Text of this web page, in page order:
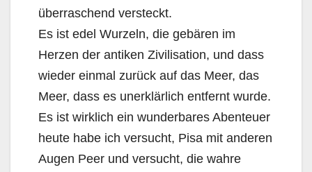
überraschend versteckt.
Es ist edel Wurzeln, die gebären im
Herzen der antiken Zivilisation, und dass
wieder einmal zurück auf das Meer, das
Meer, dass es unerklärlich entfernt wurde.
Es ist wirklich ein wunderbares Abenteuer
heute habe ich versucht, Pisa mit anderen
Augen Peer und versucht, die wahre